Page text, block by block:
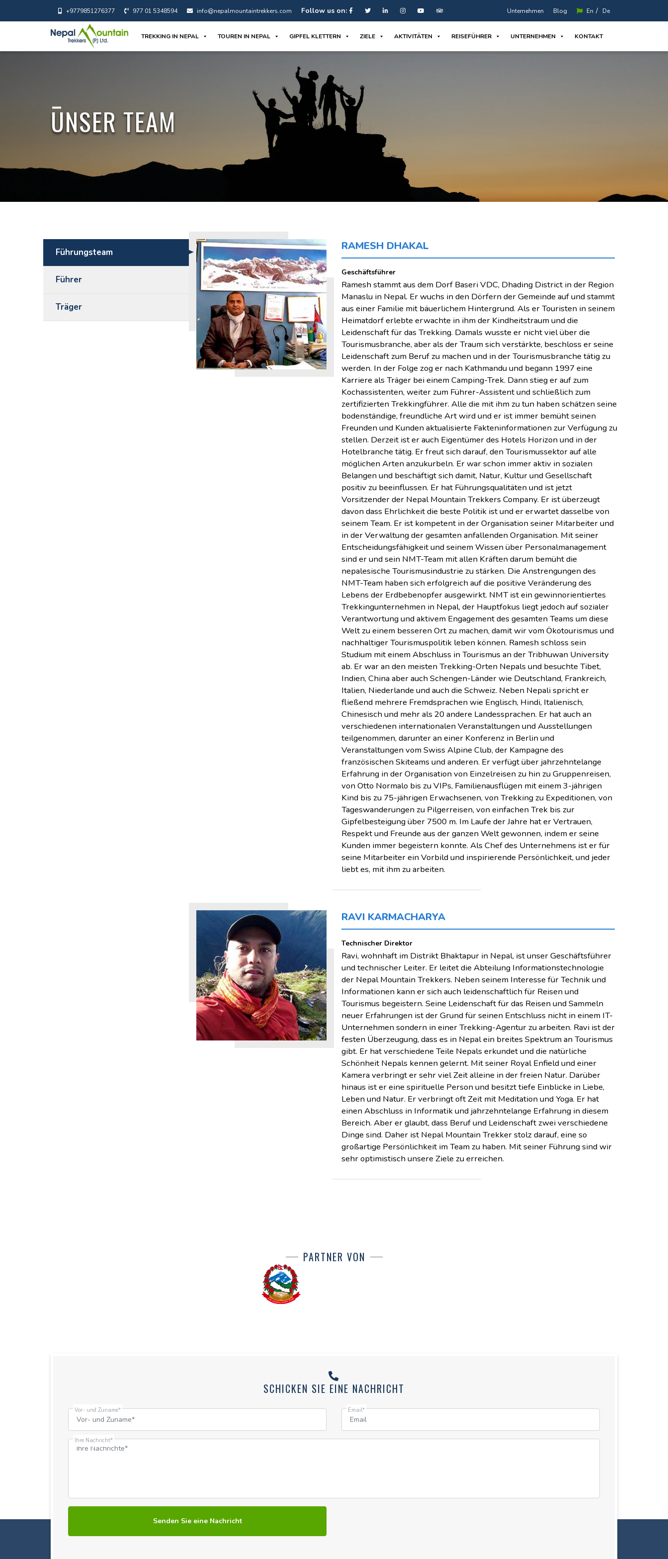
+9779851276377 977 01 5348594 info@nepalmountaintrekkers.com Follow us on: Unternehmen Blog En / De
TREKKING IN NEPAL TOUREN IN NEPAL GIPFEL KLETTERN ZIELE AKTIVITÄTEN REISEFÜHRER UNTERNEHMEN KONTAKT
UNSER TEAM
Führungsteam
Führer
Träger
RAMESH DHAKAL
Geschäftsführer
Ramesh stammt aus dem Dorf Baseri VDC, Dhading District in der Region
Manaslu in Nepal. Er wuchs in den Dörfern der Gemeinde auf und stammt
aus einer Familie mit bäuerlichem Hintergrund. Als er Touristen in seinem
Heimatdorf erlebte erwachte in ihm der Kindheitstraum und die
Leidenschaft für das Trekking. Damals wusste er nicht viel über die
Tourismusbranche, aber als der Traum sich verstärkte, beschloss er seine
Leidenschaft zum Beruf zu machen und in der Tourismusbranche tätig zu
werden. In der Folge zog er nach Kathmandu und begann 1997 eine
Karriere als Träger bei einem Camping-Trek. Dann stieg er auf zum
Kochassistenten, weiter zum Führer-Assistent und schließlich zum
zertifizierten Trekkingführer. Alle die mit ihm zu tun haben schätzen seine
bodenständige, freundliche Art wird und er ist immer bemüht seinen
Freunden und Kunden aktualisierte Fakteninformationen zur Verfügung zu
stellen. Derzeit ist er auch Eigentümer des Hotels Horizon und in der
Hotelbranche tätig. Er freut sich darauf, den Tourismussektor auf alle
möglichen Arten anzukurbeln. Er war schon immer aktiv in sozialen
Belangen und beschäftigt sich damit, Natur, Kultur und Gesellschaft
positiv zu beeinflussen. Er hat Führungsqualitäten und ist jetzt
Vorsitzender der Nepal Mountain Trekkers Company. Er ist überzeugt
davon dass Ehrlichkeit die beste Politik ist und er erwartet dasselbe von
seinem Team. Er ist kompetent in der Organisation seiner Mitarbeiter und
in der Verwaltung der gesamten anfallenden Organisation. Mit seiner
Entscheidungsfähigkeit und seinem Wissen über Personalmanagement
sind er und sein NMT-Team mit allen Kräften darum bemüht die
nepalesische Tourismusindustrie zu stärken. Die Anstrengungen des
NMT-Team haben sich erfolgreich auf die positive Veränderung des
Lebens der Erdbebenopfer ausgewirkt. NMT ist ein gewinnorientiertes
Trekkingunternehmen in Nepal, der Hauptfokus liegt jedoch auf sozialer
Verantwortung und aktivem Engagement des gesamten Teams um diese
Welt zu einem besseren Ort zu machen, damit wir vom Ökotourismus und
nachhaltiger Tourismuspolitik leben können. Ramesh schloss sein
Studium mit einem Abschluss in Tourismus an der Tribhuwan University
ab. Er war an den meisten Trekking-Orten Nepals und besuchte Tibet,
Indien, China aber auch Schengen-Länder wie Deutschland, Frankreich,
Italien, Niederlande und auch die Schweiz. Neben Nepali spricht er
fließend mehrere Fremdsprachen wie Englisch, Hindi, Italienisch,
Chinesisch und mehr als 20 andere Landessprachen. Er hat auch an
verschiedenen internationalen Veranstaltungen und Ausstellungen
teilgenommen, darunter an einer Konferenz in Berlin und
Veranstaltungen vom Swiss Alpine Club, der Kampagne des
französischen Skiteams und anderen. Er verfügt über jahrzehntelange
Erfahrung in der Organisation von Einzelreisen zu hin zu Gruppenreisen,
von Otto Normalo bis zu VIPs, Familienausflügen mit einem 3-jährigen
Kind bis zu 75-jährigen Erwachsenen, von Trekking zu Expeditionen, von
Tageswanderungen zu Pilgerreisen, von einfachen Trek bis zur
Gipfelbesteigung über 7500 m. Im Laufe der Jahre hat er Vertrauen,
Respekt und Freunde aus der ganzen Welt gewonnen, indem er seine
Kunden immer begeistern konnte. Als Chef des Unternehmens ist er für
seine Mitarbeiter ein Vorbild und inspirierende Persönlichkeit, und jeder
liebt es, mit ihm zu arbeiten.
RAVI KARMACHARYA
Technischer Direktor
Ravi, wohnhaft im Distrikt Bhaktapur in Nepal, ist unser Geschäftsführer
und technischer Leiter. Er leitet die Abteilung Informationstechnologie
der Nepal Mountain Trekkers. Neben seinem Interesse für Technik und
Informationen kann er sich auch leidenschaftlich für Reisen und
Tourismus begeistern. Seine Leidenschaft für das Reisen und Sammeln
neuer Erfahrungen ist der Grund für seinen Entschluss nicht in einem IT-
Unternehmen sondern in einer Trekking-Agentur zu arbeiten. Ravi ist der
festen Überzeugung, dass es in Nepal ein breites Spektrum an Tourismus
gibt. Er hat verschiedene Teile Nepals erkundet und die natürliche
Schönheit Nepals kennen gelernt. Mit seiner Royal Enfield und einer
Kamera verbringt er sehr viel Zeit alleine in der freien Natur. Darüber
hinaus ist er eine spirituelle Person und besitzt tiefe Einblicke in Liebe,
Leben und Natur. Er verbringt oft Zeit mit Meditation und Yoga. Er hat
einen Abschluss in Informatik und jahrzehntelange Erfahrung in diesem
Bereich. Aber er glaubt, dass Beruf und Leidenschaft zwei verschiedene
Dinge sind. Daher ist Nepal Mountain Trekker stolz darauf, eine so
großartige Persönlichkeit im Team zu haben. Mit seiner Führung sind wir
sehr optimistisch unsere Ziele zu erreichen.
PARTNER VON
SCHICKEN SIE EINE NACHRICHT
Vor- und Zuname* Email*
Ihre Nachricht*